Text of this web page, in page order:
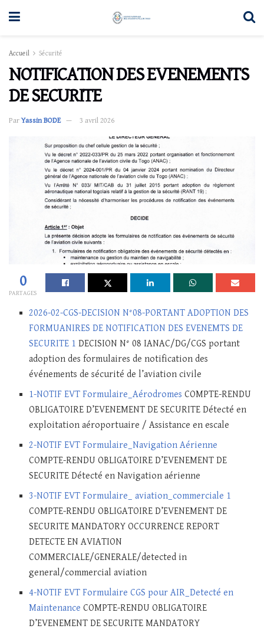
Accueil Sécurité
NOTIFICATION DES EVENEMENTS
DE SECURITE
Par Yassin BODE 3 avril 2026
0
PARTAGES
2026-02-CGS-DECISION N°08-PORTANT ADOPTION DES
FORMUANIRES DE NOTIFICATION DES EVENEMTS DE
SECURITE 1 DECISION N° 08 IANAC/DG/CGS portant
adoption des formulaires de notification des
événements de sécurité de l’aviation civile
1-NOTIF EVT Formulaire_Aérodromes COMPTE-RENDU
OBLIGATOIRE D’EVENEMENT DE SECURITE Détecté en
exploitation aéroportuaire / Assistance en escale
2-NOTIF EVT Formulaire_Navigation Aérienne
COMPTE-RENDU OBLIGATOIRE D’EVENEMENT DE
SECURITE Détecté en Navigation aérienne
3-NOTIF EVT Formulaire_ aviation_commerciale 1
COMPTE-RENDU OBLIGATOIRE D’EVENEMENT DE
SECURITE MANDATORY OCCURRENCE REPORT
DETECTE EN AVIATION
COMMERCIALE/GENERALE/detected in
general/commercial aviation
4-NOTIF EVT Formulaire CGS pour AIR_Detecté en
Maintenance COMPTE-RENDU OBLIGATOIRE
D’EVENEMENT DE SECURITE MANDATORY